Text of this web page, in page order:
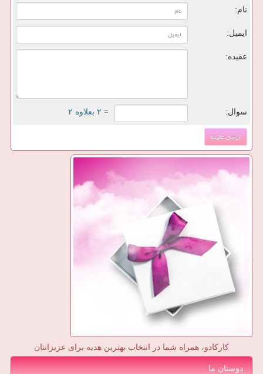
نام:
ایمیل:
عقیده:
سوال: = ۲ بعلاوه ۲
کارکادو، همراه شما در انتخاب بهترین هدیه برای عزیزانتان
دوستان ما